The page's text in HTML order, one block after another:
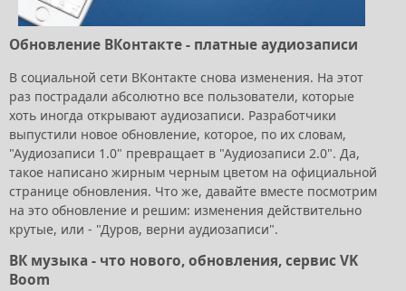
Обновление ВКонтакте - платные аудиозаписи
В социальной сети ВКонтакте снова изменения. На этот
раз пострадали абсолютно все пользователи, которые
хоть иногда открывают аудиозаписи. Разработчики
выпустили новое обновление, которое, по их словам,
"Аудиозаписи 1.0" превращает в "Аудиозаписи 2.0". Да,
такое написано жирным черным цветом на официальной
странице обновления. Что же, давайте вместе посмотрим
на это обновление и решим: изменения действительно
крутые, или - "Дуров, верни аудиозаписи".
ВК музыка - что нового, обновления, сервис VK
Boom